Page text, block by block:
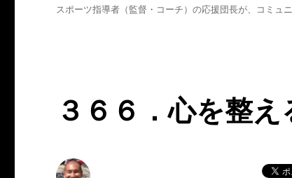
スポーツ指導者（監督・コーチ）の応援団長が、コミュ
３６６．心を整え